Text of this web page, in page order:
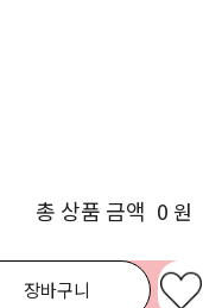
총 상품 금액 0 원
장바구니